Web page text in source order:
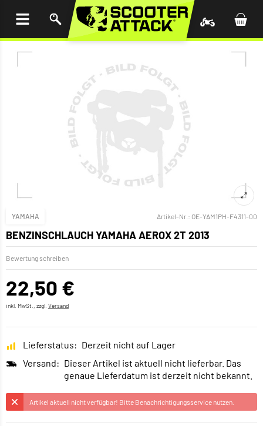
YAMAHA Artikel-Nr.: OE-YAM1PH-F4311-00
BENZINSCHLAUCH YAMAHA AEROX 2T 2013
Bewertung schreiben
22,50 €
inkl. MwSt., zzgl. Versand
Lieferstatus: Derzeit nicht auf Lager
Versand: Dieser Artikel ist aktuell nicht lieferbar. Das
genaue Lieferdatum ist derzeit nicht bekannt.
Artikel aktuell nicht verfügbar! Bitte Benachrichtigungsservice nutzen.